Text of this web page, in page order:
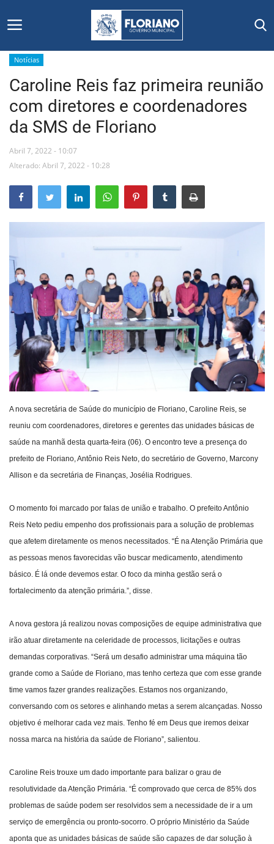
Início
Editais
Floriano
Mural de Licitações
Vídeos
Webmail
Contato
Notícias
Caroline Reis faz primeira reunião
com diretores e coordenadores
da SMS de Floriano
Abril 7, 2022 - 10:07
Alterado: Abril 7, 2022 - 10:28
A nova secretária de Saúde do município de Floriano, Caroline Reis, se
reuniu com coordenadores, diretores e gerentes das unidades básicas de
saúde na manhã desta quarta-feira (06). O encontro teve a presença do
prefeito de Floriano, Antônio Reis Neto, do secretário de Governo, Marcony
Allison e da secretária de Finanças, Josélia Rodrigues.
O momento foi marcado por falas de união e trabalho. O prefeito Antônio
Reis Neto pediu empenho dos profissionais para a solução de problemas
que afetem diretamente os menos necessitados. “É na Atenção Primária que
as pessoas menos favorecidas vão buscar medicamento, atendimento
básico. É lá onde devemos estar. O foco da minha gestão será o
fortalecimento da atenção primária.”, disse.
A nova gestora já realizou novas composições de equipe administrativa que
irão atuar diretamente na celeridade de processos, licitações e outras
demandas corporativas. “Será um desafio administrar uma máquina tão
grande como a Saúde de Floriano, mas tenho certeza que com esse grande
time vamos fazer grandes realizações. Estamos nos organizando,
conversando com os setores e alinhando metas a serem alcançadas. Nosso
objetivo é melhorar cada vez mais. Tenho fé em Deus que iremos deixar
nossa marca na história da saúde de Floriano”, salientou.
Caroline Reis trouxe um dado importante para balizar o grau de
resolutividade da Atenção Primária. “É comprovado que cerca de 85% dos
problemas de saúde podem ser resolvidos sem a necessidade de ir a um
serviço de emergência ou pronto-socorro. O próprio Ministério da Saúde
aponta que as unidades básicas de saúde são capazes de dar solução à